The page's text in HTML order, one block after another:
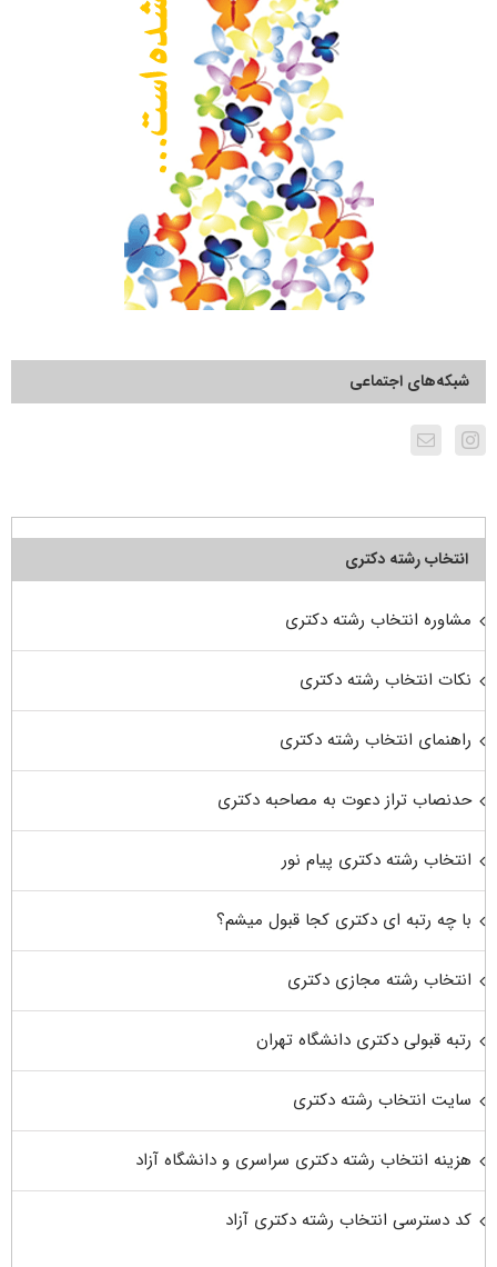
شبکه‌های اجتماعی
انتخاب رشته دکتری
مشاوره انتخاب رشته دکتری
نکات انتخاب رشته دکتری
راهنمای انتخاب رشته دکتری
حدنصاب تراز دعوت به مصاحبه دکتری
انتخاب رشته دکتری پیام نور
با چه رتبه ای دکتری کجا قبول میشم؟
انتخاب رشته مجازی دکتری
رتبه قبولی دکتری دانشگاه تهران
سایت انتخاب رشته دکتری
هزینه انتخاب رشته دکتری سراسری و دانشگاه آزاد
کد دسترسی انتخاب رشته دکتری آزاد